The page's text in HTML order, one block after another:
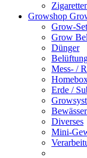
Growshop
Grow-
Grow
Dünger
Mess- /
Erde /
Diverses
Mini-